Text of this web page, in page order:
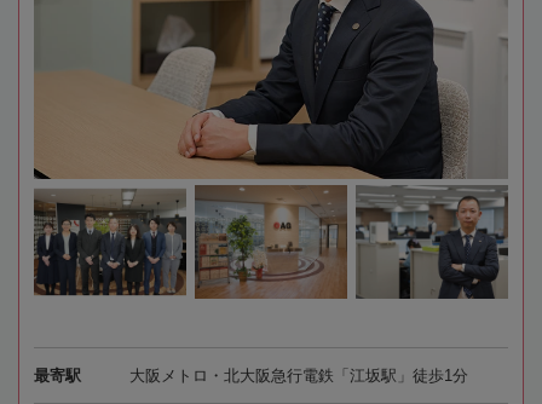
最寄駅 大阪メトロ・北大阪急行電鉄「江坂駅」徒歩1分